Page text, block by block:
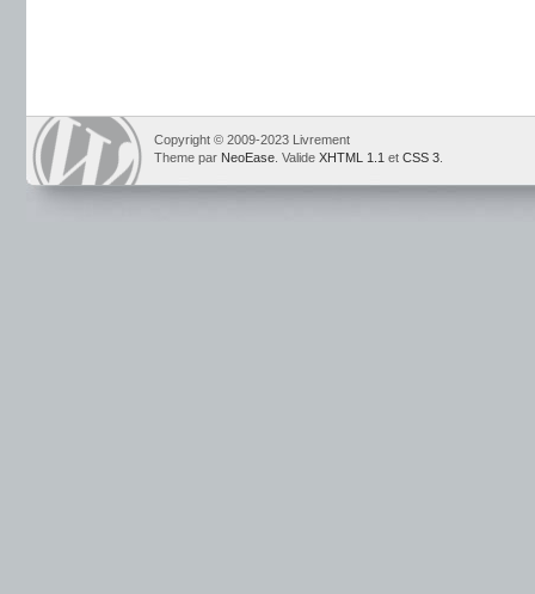
Copyright © 2009-2023 Livrement
Theme par NeoEase . Valide XHTML 1.1 et CSS 3